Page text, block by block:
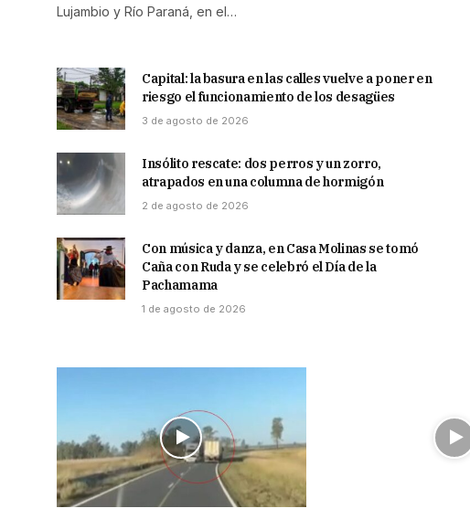
Lujambio y Río Paraná, en el…
Capital: la basura en las calles vuelve a poner en
riesgo el funcionamiento de los desagües
3 de agosto de 2026
Insólito rescate: dos perros y un zorro,
atrapados en una columna de hormigón
2 de agosto de 2026
Con música y danza, en Casa Molinas se tomó
Caña con Ruda y se celebró el Día de la
Pachamama
1 de agosto de 2026